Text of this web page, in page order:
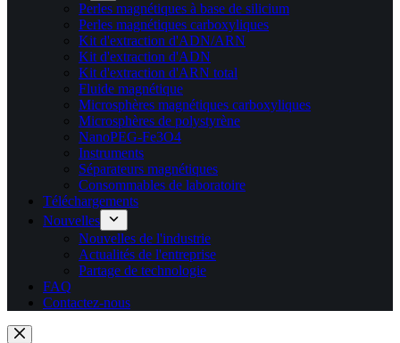
Perles magnétiques à base de silicium
Perles magnétiques carboxyliques
Kit d'extraction d'ADN/ARN
Kit d'extraction d'ADN
Kit d'extraction d'ARN total
Fluide magnétique
Microsphères magnétiques carboxyliques
Microsphères de polystyrène
NanoPEG-Fe3O4
Instruments
Séparateurs magnétiques
Consommables de laboratoire
Téléchargements
Nouvelles
Nouvelles de l'industrie
Actualités de l'entreprise
Partage de technologie
FAQ
Contactez-nous